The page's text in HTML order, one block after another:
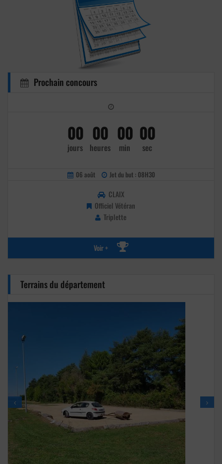
Prochain concours
00
jours
00
heures
00
min
00
sec
06 août Jet du but : 08H30
CLAIX
Officiel Vétéran
Triplette
Voir +
Terrains du département